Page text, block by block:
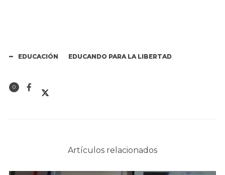
EDUCACIÓN EDUCANDO PARA LA LIBERTAD
0
Artículos relacionados